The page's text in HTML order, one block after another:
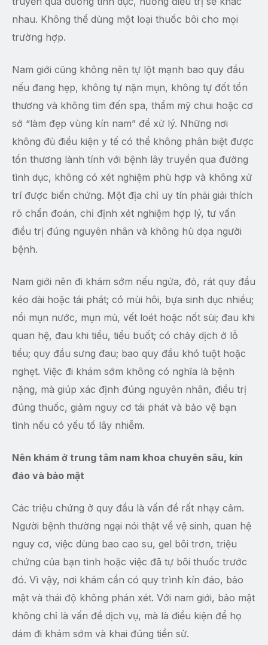
nhau. Không thể dùng một loại thuốc bôi cho mọi
trường hợp.
Nam giới cũng không nên tự lột mạnh bao quy đầu
nếu đang hẹp, không tự nặn mụn, không tự đốt tổn
thương và không tìm đến spa, thẩm mỹ chui hoặc cơ
sở “làm đẹp vùng kín nam” để xử lý. Những nơi
không đủ điều kiện y tế có thể không phân biệt được
tổn thương lành tính với bệnh lây truyền qua đường
tình dục, không có xét nghiệm phù hợp và không xử
trí được biến chứng. Một địa chỉ uy tín phải giải thích
rõ chẩn đoán, chỉ định xét nghiệm hợp lý, tư vấn
điều trị đúng nguyên nhân và không hù dọa người
bệnh.
Nam giới nên đi khám sớm nếu ngứa, đỏ, rát quy đầu
kéo dài hoặc tái phát; có mùi hôi, bựa sinh dục nhiều;
nổi mụn nước, mụn mủ, vết loét hoặc nốt sùi; đau khi
quan hệ, đau khi tiểu, tiểu buốt; có chảy dịch ở lỗ
tiểu; quy đầu sưng đau; bao quy đầu khó tuột hoặc
nghẹt. Việc đi khám sớm không có nghĩa là bệnh
nặng, mà giúp xác định đúng nguyên nhân, điều trị
đúng thuốc, giảm nguy cơ tái phát và bảo vệ bạn
tình nếu có yếu tố lây nhiễm.
Nên khám ở trung tâm nam khoa chuyên sâu, kín
đáo và bảo mật
Các triệu chứng ở quy đầu là vấn đề rất nhạy cảm.
Người bệnh thường ngại nói thật về vệ sinh, quan hệ
nguy cơ, việc dùng bao cao su, gel bôi trơn, triệu
chứng của bạn tình hoặc việc đã tự bôi thuốc trước
đó. Vì vậy, nơi khám cần có quy trình kín đáo, bảo
mật và thái độ không phán xét. Với nam giới, bảo mật
không chỉ là vấn đề dịch vụ, mà là điều kiện để họ
dám đi khám sớm và khai đúng tiền sử.